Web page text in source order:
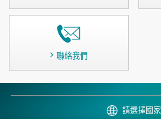
聯絡我們
請選擇國家